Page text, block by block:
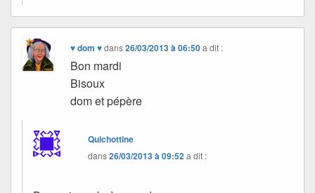
♥ dom ♥dans26/03/2013 à 06:50 a dit :
Bon mardi
Bisoux
dom et pépère
Quichottine
dans26/03/2013 à 09:52a dit :